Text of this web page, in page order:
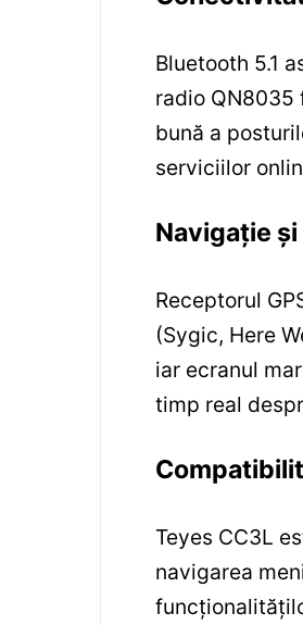
Bluetooth 5.1
radio QN8035
bună a
serviciilor
Navigație
Receptorul
(Sygic, Here
iar ecranul
timp real
Teyes CC3L
navigarea